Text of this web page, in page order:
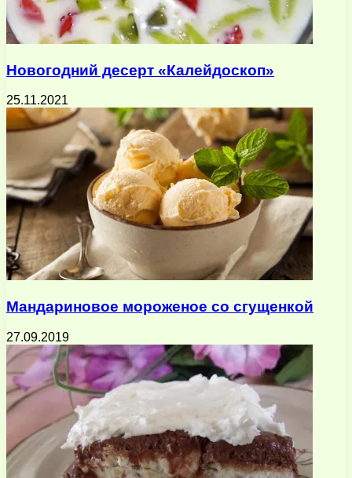
Новогодний десерт «Калейдоскоп»
25.11.2021
Мандариновое мороженое со сгущенкой
27.09.2019